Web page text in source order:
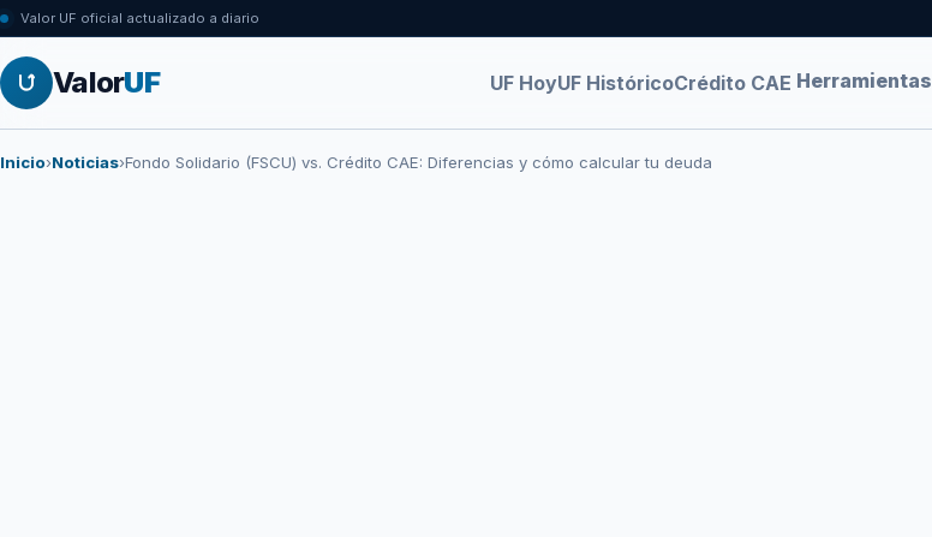
Valor UF oficial actualizado a diario
ValorUF UF HoyUF HistóricoCrédito CAE Herramientas
Inicio›Noticias›Fondo Solidario (FSCU) vs. Crédito CAE: Diferencias y cómo calcular tu deuda